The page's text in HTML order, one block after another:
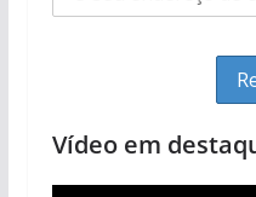
Vídeo em